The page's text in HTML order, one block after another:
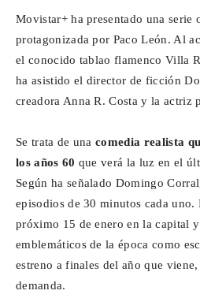
Movistar+ ha presentado una serie
protagonizada por Paco León. Al
el conocido tablao flamenco Villa
ha asistido el director de ficción
creadora Anna R. Costa y la actriz
Se trata de unacomedia realista
los años 60 que verá la luz en el
Según ha señalado Domingo
episodios de 30 minutos cada uno.
próximo 15 de enero en la capital
emblemáticos de la época como
estreno a finales del año que
demanda.